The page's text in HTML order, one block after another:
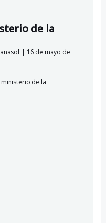
de la
| 16 de mayo de
de la